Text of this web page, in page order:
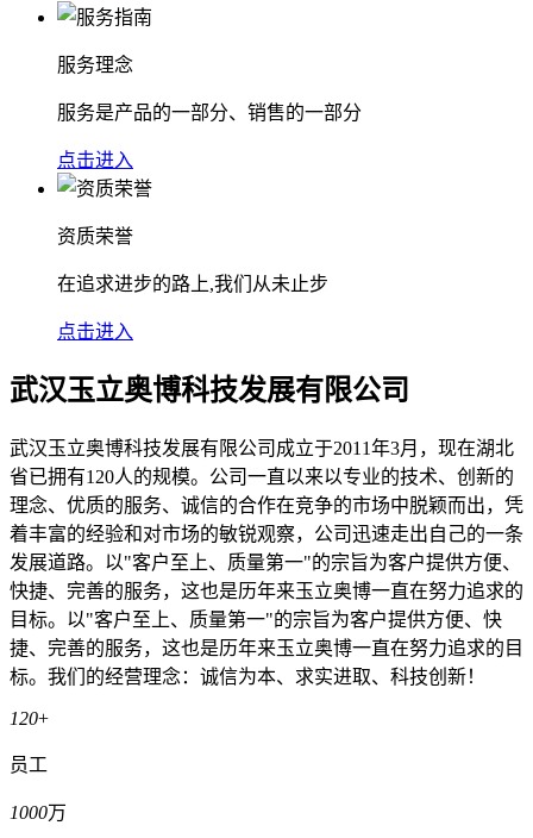
服务理念
服务是产品的一部分、销售的一部分
点击进入
资质荣誉
在追求进步的路上,我们从未止步
点击进入
武汉玉立奥博科技发展有限公司
武汉玉立奥博科技发展有限公司成立于2011年3月，现在湖北
省已拥有120人的规模。公司一直以来以专业的技术、创新的
理念、优质的服务、诚信的合作在竞争的市场中脱颖而出，凭
着丰富的经验和对市场的敏锐观察，公司迅速走出自己的一条
发展道路。以"客户至上、质量第一"的宗旨为客户提供方便、
快捷、完善的服务，这也是历年来玉立奥博一直在努力追求的
目标。以"客户至上、质量第一"的宗旨为客户提供方便、快
捷、完善的服务，这也是历年来玉立奥博一直在努力追求的目
标。我们的经营理念：诚信为本、求实进取、科技创新！
120+
员工
1000万